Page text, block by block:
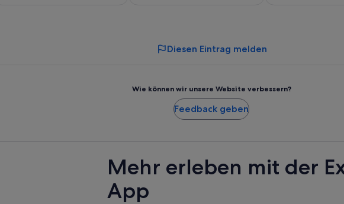
einen
indem
Diesen Eintrag melden
Wie können wir unsere Website verbessern?
Feedback geben
Mehr erleben mit der
App